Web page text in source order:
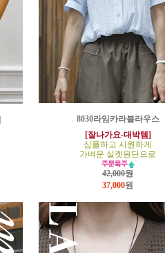
8030라임카라블라우스
[잘나가요-대박템]
심플하고 시원하게
가벼운 실켓원단으로
42,000원
37,000원